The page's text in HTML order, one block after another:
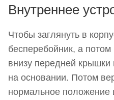
Внутреннее
Чтобы заглянуть в
бесперебойник, а
внизу передней крышки
на основании. Потом
нормальное положение